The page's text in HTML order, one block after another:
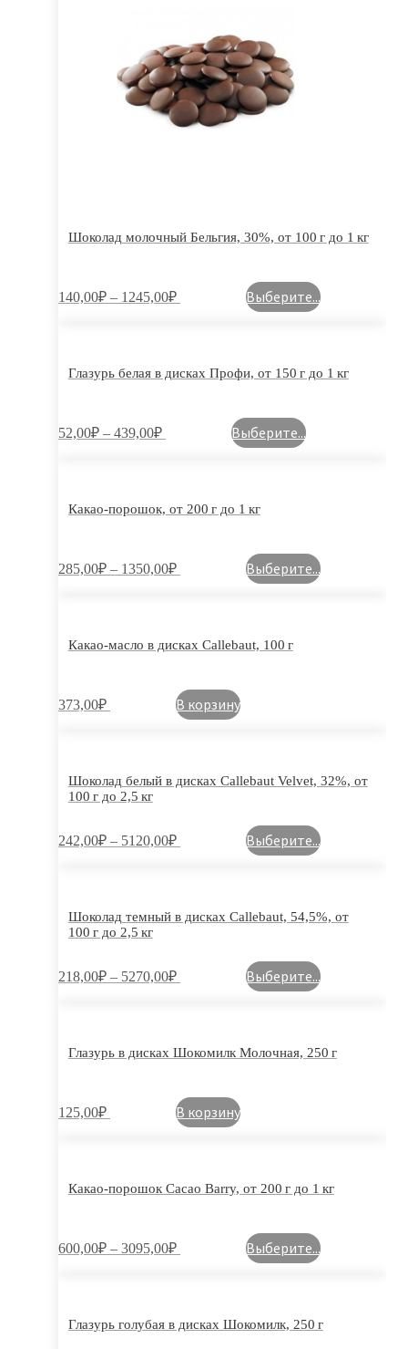
Шоколад молочный Бельгия, 30%, от 100 г до 1 кг
140,00₽ – 1245,00₽ Выберите...
Глазурь белая в дисках Профи, от 150 г до 1 кг
52,00₽ – 439,00₽ Выберите...
Какао-порошок, от 200 г до 1 кг
285,00₽ – 1350,00₽ Выберите...
Какао-масло в дисках Callebaut, 100 г
373,00₽ В корзину
Шоколад белый в дисках Callebaut Velvet, 32%, от
100 г до 2,5 кг
242,00₽ – 5120,00₽ Выберите...
Шоколад темный в дисках Callebaut, 54,5%, от
100 г до 2,5 кг
218,00₽ – 5270,00₽ Выберите...
Глазурь в дисках Шокомилк Молочная, 250 г
125,00₽ В корзину
Какао-порошок Cacao Barry, от 200 г до 1 кг
600,00₽ – 3095,00₽ Выберите...
Глазурь голубая в дисках Шокомилк, 250 г